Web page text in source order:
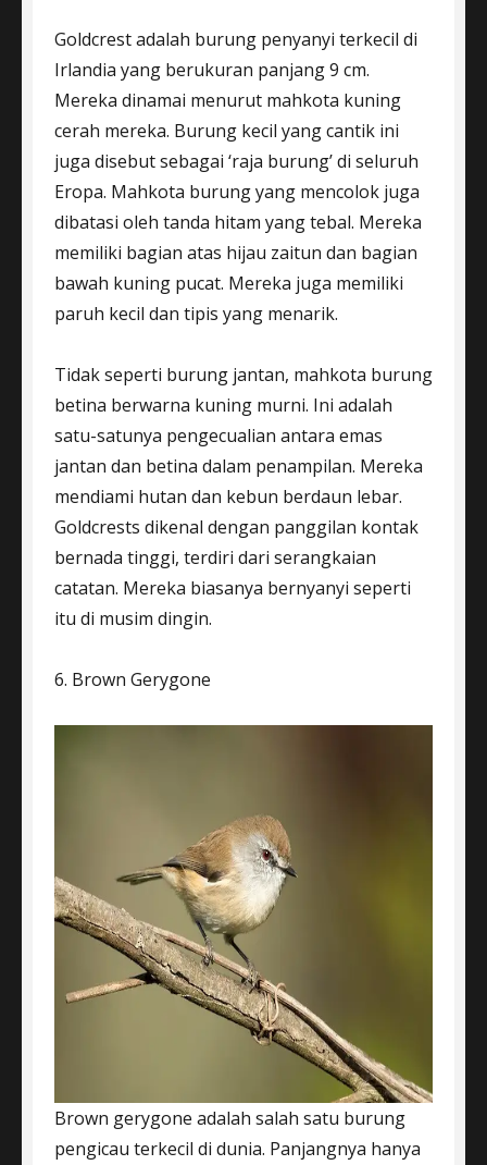
Goldcrest adalah burung penyanyi terkecil di
Irlandia yang berukuran panjang 9 cm.
Mereka dinamai menurut mahkota kuning
cerah mereka. Burung kecil yang cantik ini
juga disebut sebagai ‘raja burung’ di seluruh
Eropa. Mahkota burung yang mencolok juga
dibatasi oleh tanda hitam yang tebal. Mereka
memiliki bagian atas hijau zaitun dan bagian
bawah kuning pucat. Mereka juga memiliki
paruh kecil dan tipis yang menarik.
Tidak seperti burung jantan, mahkota burung
betina berwarna kuning murni. Ini adalah
satu-satunya pengecualian antara emas
jantan dan betina dalam penampilan. Mereka
mendiami hutan dan kebun berdaun lebar.
Goldcrests dikenal dengan panggilan kontak
bernada tinggi, terdiri dari serangkaian
catatan. Mereka biasanya bernyanyi seperti
itu di musim dingin.
6. Brown Gerygone
Brown gerygone adalah salah satu burung
pengicau terkecil di dunia. Panjangnya hanya